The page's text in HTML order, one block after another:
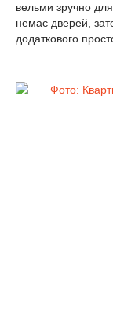
вельми зручно
немає дверей,
додаткового